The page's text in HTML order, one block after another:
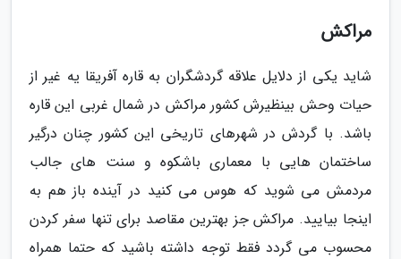
مراکش
شاید یکی از دلایل علاقه گردشگران به قاره آفریقا یه غیر از
حیات وحش بینظیرش کشور مراکش در شمال غربی این قاره
باشد. با گردش در شهرهای تاریخی این کشور چنان درگیر
ساختمان هایی با معماری باشکوه و سنت های جالب
مردمش می شوید که هوس می کنید در آینده باز هم به
اینجا بیایید. مراکش جز بهترین مقاصد برای تنها سفر کردن
محسوب می گردد فقط توجه داشته باشید که حتما همراه